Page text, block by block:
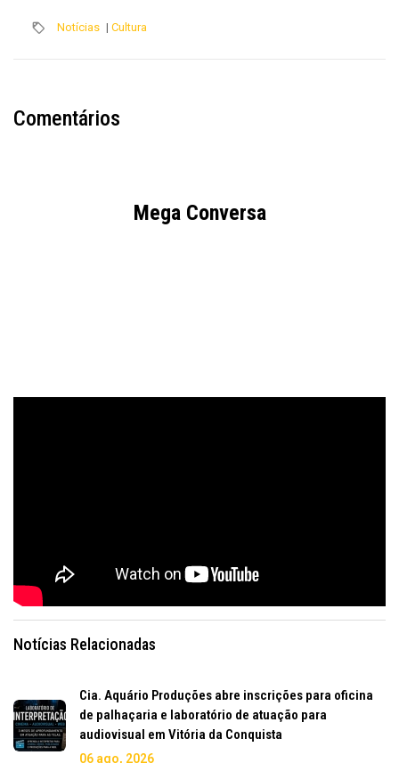
Notícias | Cultura
Comentários
Mega Conversa
Notícias Relacionadas
Cia. Aquário Produções abre inscrições para oficina
de palhaçaria e laboratório de atuação para
audiovisual em Vitória da Conquista
06 ago, 2026